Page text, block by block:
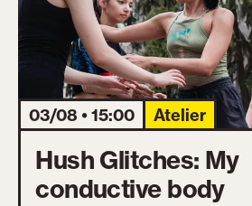
03/08 • 15:00 Atelier
Hush Glitches: My
conductive body